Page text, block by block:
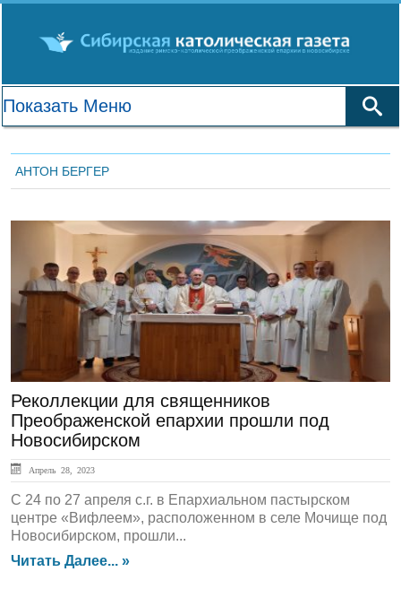
АНТОН БЕРГЕР
ГЛАВНАЯ
Реколлекции для священников
Преображенской епархии прошли под
Новосибирском
Апрель 28, 2023
С 24 по 27 апреля с.г. в Епархиальном пастырском
центре «Вифлеем», расположенном в селе Мочище под
Новосибирском, прошли...
Читать Далее... »